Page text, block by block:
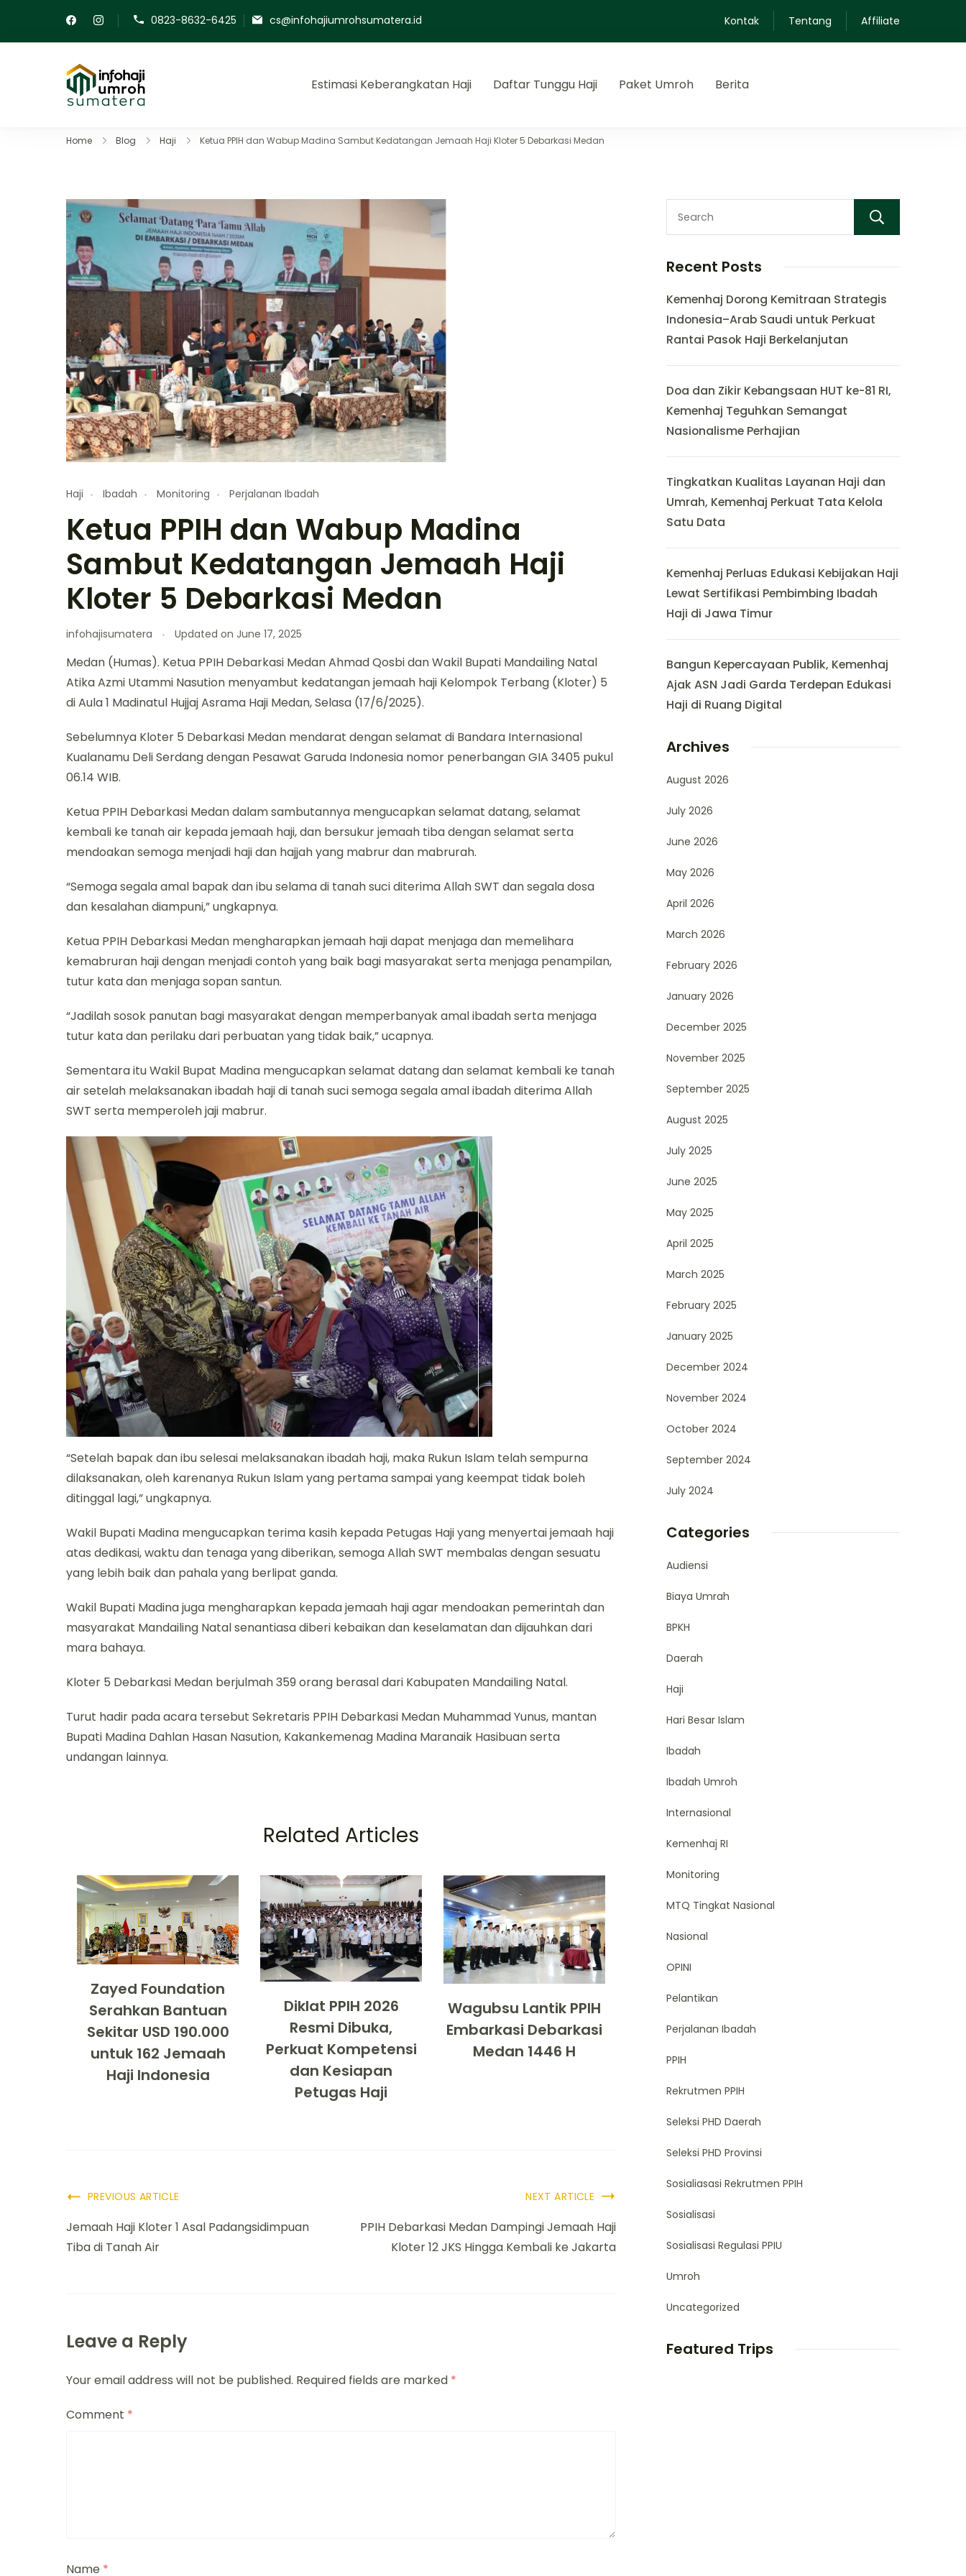
0823-8632-6425 cs@infohajiumrohsumatera.id Kontak Tentang Affiliate
Info Haji Umroh Sumatera
Panduan lengkap perjalanan ibadah haji dan umroh
Estimasi Keberangkatan Haji Daftar Tunggu Haji Paket Umroh Berita
Home Blog Haji Ketua PPIH dan Wabup Madina Sambut Kedatangan Jemaah Haji Kloter 5 Debarkasi Medan
Haji Ibadah Monitoring Perjalanan Ibadah
Ketua PPIH dan Wabup Madina
Sambut Kedatangan Jemaah Haji
Kloter 5 Debarkasi Medan
infohajisumatera Updated on June 17, 2025
Medan (Humas). Ketua PPIH Debarkasi Medan Ahmad Qosbi dan Wakil Bupati Mandailing Natal
Atika Azmi Utammi Nasution menyambut kedatangan jemaah haji Kelompok Terbang (Kloter) 5
di Aula 1 Madinatul Hujjaj Asrama Haji Medan, Selasa (17/6/2025).
Sebelumnya Kloter 5 Debarkasi Medan mendarat dengan selamat di Bandara Internasional
Kualanamu Deli Serdang dengan Pesawat Garuda Indonesia nomor penerbangan GIA 3405 pukul
06.14 WIB.
Ketua PPIH Debarkasi Medan dalam sambutannya mengucapkan selamat datang, selamat
kembali ke tanah air kepada jemaah haji, dan bersukur jemaah tiba dengan selamat serta
mendoakan semoga menjadi haji dan hajjah yang mabrur dan mabrurah.
“Semoga segala amal bapak dan ibu selama di tanah suci diterima Allah SWT dan segala dosa
dan kesalahan diampuni,” ungkapnya.
Ketua PPIH Debarkasi Medan mengharapkan jemaah haji dapat menjaga dan memelihara
kemabruran haji dengan menjadi contoh yang baik bagi masyarakat serta menjaga penampilan,
tutur kata dan menjaga sopan santun.
“Jadilah sosok panutan bagi masyarakat dengan memperbanyak amal ibadah serta menjaga
tutur kata dan perilaku dari perbuatan yang tidak baik,” ucapnya.
Sementara itu Wakil Bupat Madina mengucapkan selamat datang dan selamat kembali ke tanah
air setelah melaksanakan ibadah haji di tanah suci semoga segala amal ibadah diterima Allah
SWT serta memperoleh jaji mabrur.
“Setelah bapak dan ibu selesai melaksanakan ibadah haji, maka Rukun Islam telah sempurna
dilaksanakan, oleh karenanya Rukun Islam yang pertama sampai yang keempat tidak boleh
ditinggal lagi,” ungkapnya.
Wakil Bupati Madina mengucapkan terima kasih kepada Petugas Haji yang menyertai jemaah haji
atas dedikasi, waktu dan tenaga yang diberikan, semoga Allah SWT membalas dengan sesuatu
yang lebih baik dan pahala yang berlipat ganda.
Wakil Bupati Madina juga mengharapkan kepada jemaah haji agar mendoakan pemerintah dan
masyarakat Mandailing Natal senantiasa diberi kebaikan dan keselamatan dan dijauhkan dari
mara bahaya.
Kloter 5 Debarkasi Medan berjulmah 359 orang berasal dari Kabupaten Mandailing Natal.
Turut hadir pada acara tersebut Sekretaris PPIH Debarkasi Medan Muhammad Yunus, mantan
Bupati Madina Dahlan Hasan Nasution, Kakankemenag Madina Maranaik Hasibuan serta
undangan lainnya.
Related Articles
Zayed Foundation
Serahkan Bantuan
Sekitar USD 190.000
untuk 162 Jemaah
Haji Indonesia
Diklat PPIH 2026
Resmi Dibuka,
Perkuat Kompetensi
dan Kesiapan
Petugas Haji
Wagubsu Lantik PPIH
Embarkasi Debarkasi
Medan 1446 H
PREVIOUS ARTICLE
Jemaah Haji Kloter 1 Asal Padangsidimpuan
Tiba di Tanah Air
NEXT ARTICLE
PPIH Debarkasi Medan Dampingi Jemaah Haji
Kloter 12 JKS Hingga Kembali ke Jakarta
Leave a Reply
Your email address will not be published. Required fields are marked *
Comment *
Name *
Recent Posts
Kemenhaj Dorong Kemitraan Strategis
Indonesia–Arab Saudi untuk Perkuat
Rantai Pasok Haji Berkelanjutan
Doa dan Zikir Kebangsaan HUT ke-81 RI,
Kemenhaj Teguhkan Semangat
Nasionalisme Perhajian
Tingkatkan Kualitas Layanan Haji dan
Umrah, Kemenhaj Perkuat Tata Kelola
Satu Data
Kemenhaj Perluas Edukasi Kebijakan Haji
Lewat Sertifikasi Pembimbing Ibadah
Haji di Jawa Timur
Bangun Kepercayaan Publik, Kemenhaj
Ajak ASN Jadi Garda Terdepan Edukasi
Haji di Ruang Digital
Archives
August 2026
July 2026
June 2026
May 2026
April 2026
March 2026
February 2026
January 2026
December 2025
November 2025
September 2025
August 2025
July 2025
June 2025
May 2025
April 2025
March 2025
February 2025
January 2025
December 2024
November 2024
October 2024
September 2024
July 2024
Categories
Audiensi
Biaya Umrah
BPKH
Daerah
Haji
Hari Besar Islam
Ibadah
Ibadah Umroh
Internasional
Kemenhaj RI
Monitoring
MTQ Tingkat Nasional
Nasional
OPINI
Pelantikan
Perjalanan Ibadah
PPIH
Rekrutmen PPIH
Seleksi PHD Daerah
Seleksi PHD Provinsi
Sosialiasasi Rekrutmen PPIH
Sosialisasi
Sosialisasi Regulasi PPIU
Umroh
Uncategorized
Featured Trips